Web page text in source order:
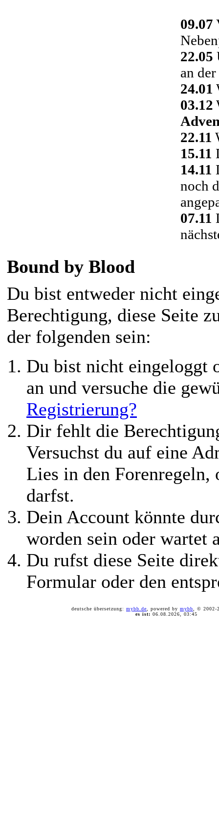
09.07
22.05
an
24.01
03.12
22.11
15.11
14.11
noch
07.11
Bound by Blood
Du bist entweder nicht
Berechtigung, diese Seite
der folgenden sein:
Du bist nicht eingeloggt
an und versuche die
Registrierung?
Dir fehlt die
Versuchst du auf eine
Lies in den
darfst.
Dein Account könnte
worden sein oder wartet
Du rufst diese Seite
Formular oder den
deutsche übersetzung: mybb.de , powered by mybb , ©
es ist: 06.08.2026, 03:45